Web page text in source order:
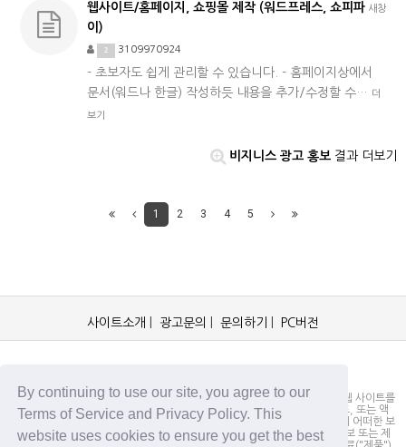
By continuing to use our site, you agree to our
Terms of Service and Privacy Policy. This
website uses cookies to ensure you get the best
새창
웹사이트/홈페이지, 쇼핑몰 제작 (워드프레스, 쇼피파
이)
2 3109970924
- 초보자도 쉽게 관리할 수 있습니다. - 홈페이지상에서
문서(워드나 한글) 작성하듯 내용을 추가/수정할 수…
더
보기
비지니스 광고 홍보 결과 더보기
1 2 3 4 5
사이트소개 광고문의 문의하기 PC버전
OCKorea365.com 오씨코리아365는 본 웹 사이트에 명시되어 있거나, 본 웹 사이트를
통해 배포되거나, 본 웹 사이트에 포함되어 있는 서비스로부터 링크, 다운로드, 또는 액
세스되는 정보, 내용 또는 광고(총칭하여 "자료")의 정확성이나 신뢰성에 대해 어떠한 보
증도 하지 않을 뿐만 아니라 서비스상의, 또는 서비스와 관련된 광고, 기타 정보 또는 제